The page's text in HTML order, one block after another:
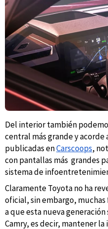
Del interior también
central más grande y
publicadas enCarscoops,
con pantallas más grandes
sistema de
Claramente Toyota no ha
oficial, sin embargo,
a que esta nueva
Camry, es decir, mantener